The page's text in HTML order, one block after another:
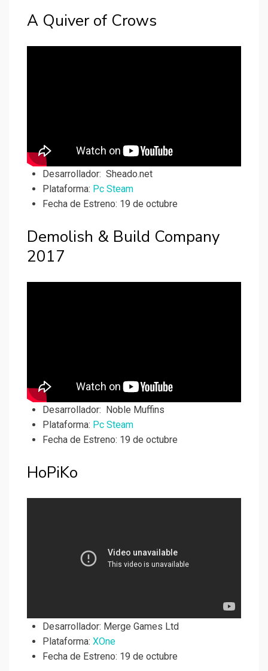
A Quiver of Crows
Desarrollador: Sheado.net
Plataforma: Pc Steam
Fecha de Estreno: 19 de octubre
Demolish & Build Company
2017
Desarrollador:
Noble Muffins
Plataforma: Pc Steam
Fecha de Estreno: 19 de octubre
HoPiKo
Desarrollador: Merge Games Ltd
Plataforma: XOne
Fecha de Estreno: 19 de octubre